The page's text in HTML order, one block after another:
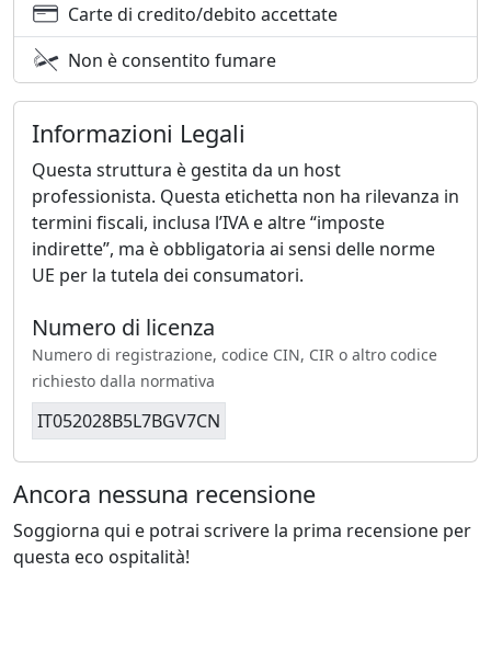
Carte di credito/debito accettate
Non è consentito fumare
Informazioni Legali
Questa struttura è gestita da un host
professionista. Questa etichetta non ha rilevanza in
termini fiscali, inclusa l’IVA e altre “imposte
indirette”, ma è obbligatoria ai sensi delle norme
UE per la tutela dei consumatori.
Numero di licenza
Numero di registrazione, codice CIN, CIR o altro codice
richiesto dalla normativa
IT052028B5L7BGV7CN
Ancora nessuna recensione
Soggiorna qui e potrai scrivere la prima recensione per
questa eco ospitalità!